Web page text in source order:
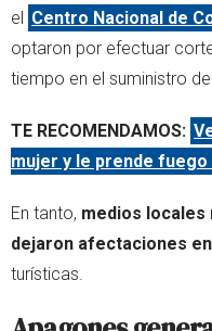
el Centro Nacional de
optaron por efectuar
tiempo en el suministro
TE RECOMENDAMOS:
mujer y le prende fuego
En tanto, medios locales
dejaron afectaciones
turísticas.